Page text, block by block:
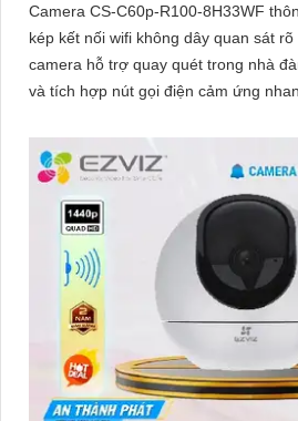
Camera CS-C60p-R100-8H33WF
kép kết nối wifi không dây quan sát
camera hỗ trợ quay quét trong nhà
và tích hợp nút gọi điện cảm ứng